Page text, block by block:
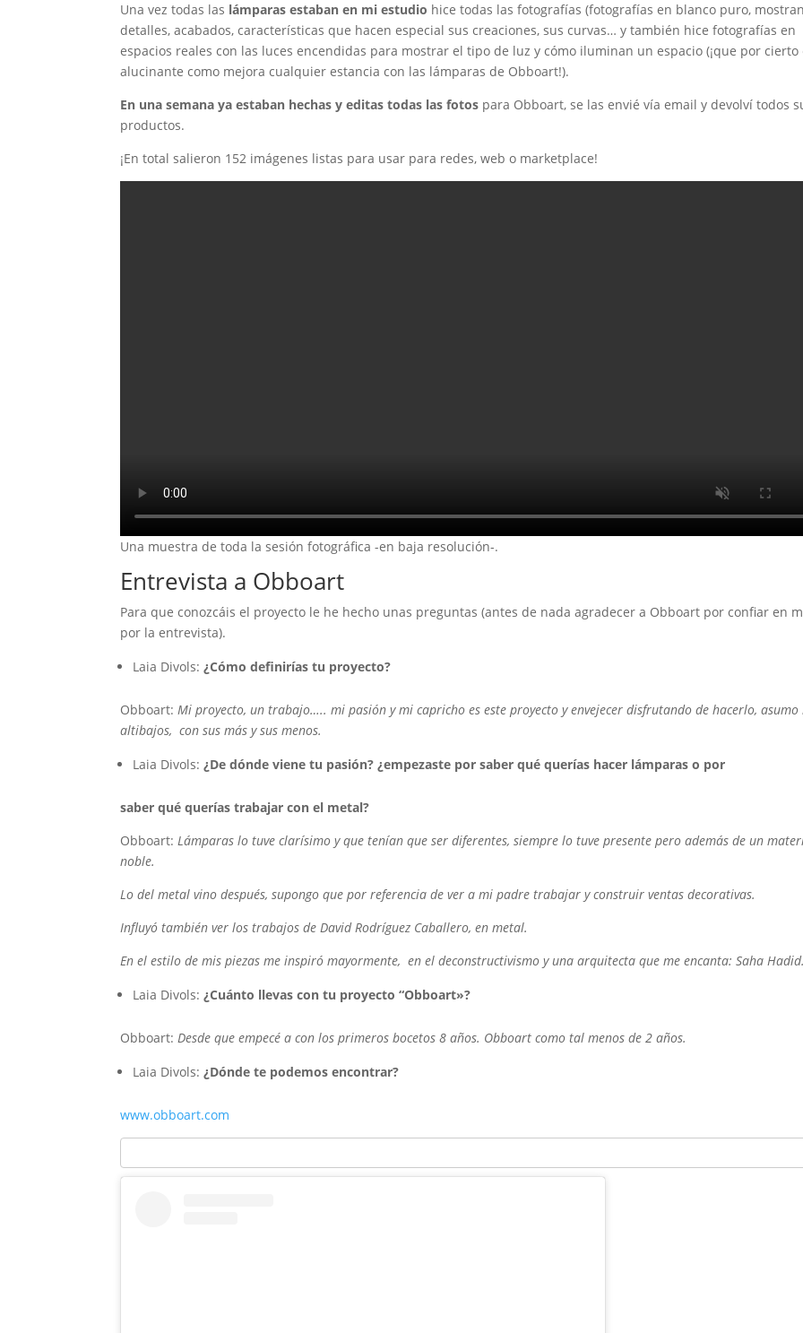
Una vez todas las lámparas estaban en mi estudio hice todas las fotografías (fotografías en blanco puro,
detalles, acabados, características que hacen especial sus creaciones, sus curvas… y también hice fotografías en
espacios reales con las luces encendidas para mostrar el tipo de luz y cómo iluminan un espacio (¡que por cierto
alucinante como mejora cualquier estancia con las lámparas de Obboart!).
En una semana ya estaban hechas y editas todas las fotos para Obboart, se las envié vía email y devolví todos
productos.
¡En total salieron 152 imágenes listas para usar para redes, web o marketplace!
Una muestra de toda la sesión fotográfica -en baja resolución-.
Entrevista a Obboart
Para que conozcáis el proyecto le he hecho unas preguntas (antes de nada agradecer a Obboart por confiar en
por la entrevista).
Laia Divols: ¿Cómo definirías tu proyecto?
Obboart: Mi proyecto, un trabajo….. mi pasión y mi capricho es este proyecto y envejecer disfrutando de hacerlo, asumo
altibajos, con sus más y sus menos.
Laia Divols:¿De dónde viene tu pasión? ¿empezaste por saber qué querías hacer lámparas o por
saber qué querías trabajar con el metal?
Obboart: Lámparas lo tuve clarísimo y que tenían que ser diferentes, siempre lo tuve presente pero además de un
noble.
Lo del metal vino después, supongo que por referencia de ver a mi padre trabajar y construir ventas decorativas.
Influyó también ver los trabajos de David Rodríguez Caballero, en metal.
En el estilo de mis piezas me inspiró mayormente, en el deconstructivismo y una arquitecta que me encanta: Saha
Laia Divols:¿Cuánto llevas con tu proyecto “Obboart»?
Obboart: Desde que empecé a con los primeros bocetos 8 años. Obboart como tal menos de 2 años.
Laia Divols: ¿Dónde te podemos encontrar?
www.obboart.com